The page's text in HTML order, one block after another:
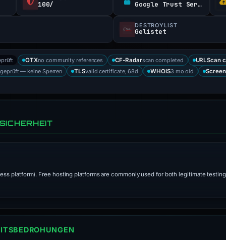
100/ Google Trust Services
DESTROYLIST
Gelistet
OTXno community references CF-Radarscan completed
URLScan
geprüft — keine Sperren
TLSvalid certificate, 68d WHOIS3 mo old
platform). Free hosting platforms are commonly used for both legitimate